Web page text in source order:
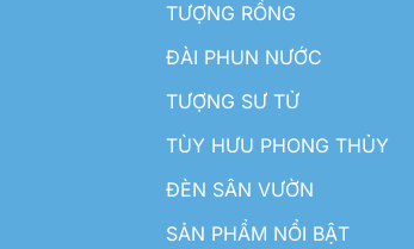
TƯỢNG RỒNG
ĐÀI PHUN NƯỚC
TƯỢNG SƯ TỬ
TÙY HƯU PHONG THỦY
ĐÈN SÂN VƯỜN
SẢN PHẨM NỔI BẬT